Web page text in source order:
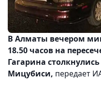
В Алматы вечером
18.50 часов на
Гагарина
Мицубиси, передает